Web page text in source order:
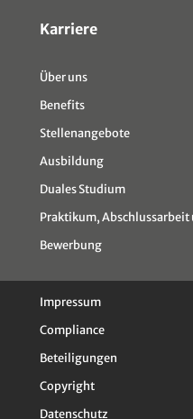
Karriere
Über uns
Benefits
Stellenangebote
Ausbildung
Duales Studium
Praktikum,
Bewerbung
Impressum
Compliance
Beteiligungen
Copyright
Datenschutz